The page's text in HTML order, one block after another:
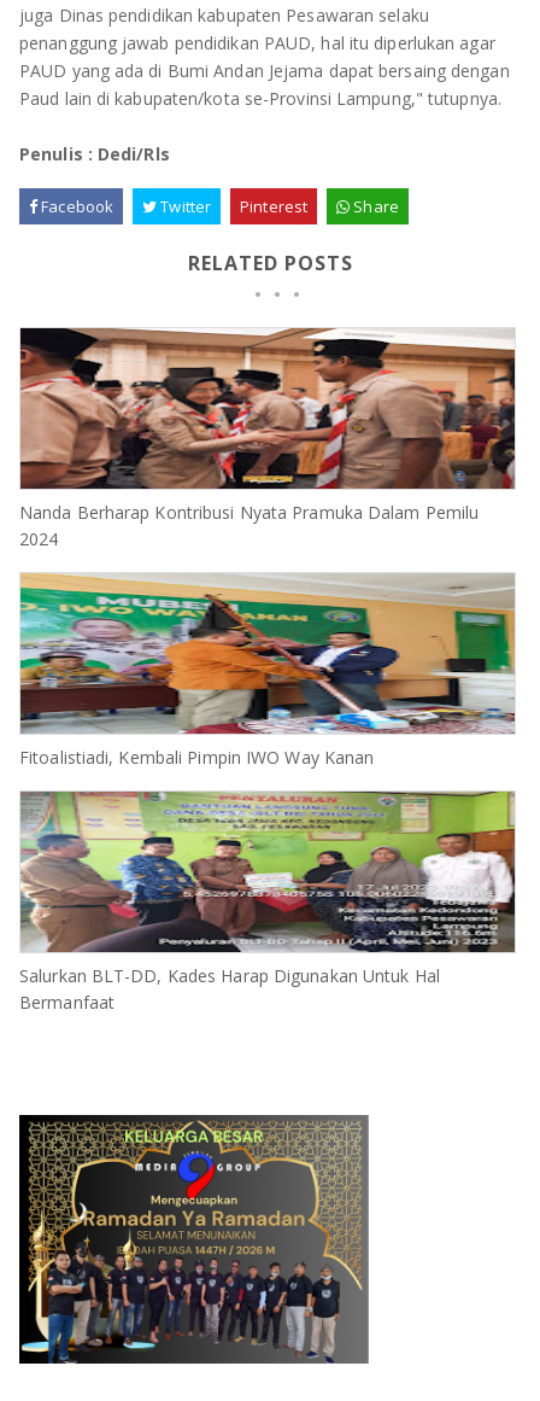
juga Dinas pendidikan kabupaten Pesawaran selaku
penanggung jawab pendidikan PAUD, hal itu diperlukan agar
PAUD yang ada di Bumi Andan Jejama dapat bersaing dengan
Paud lain di kabupaten/kota se-Provinsi Lampung," tutupnya.
Penulis : Dedi/Rls
Facebook Twitter Pinterest Share
RELATED POSTS
Nanda Berharap Kontribusi Nyata Pramuka Dalam Pemilu
2024
Fitoalistiadi, Kembali Pimpin IWO Way Kanan
Salurkan BLT-DD, Kades Harap Digunakan Untuk Hal
Bermanfaat